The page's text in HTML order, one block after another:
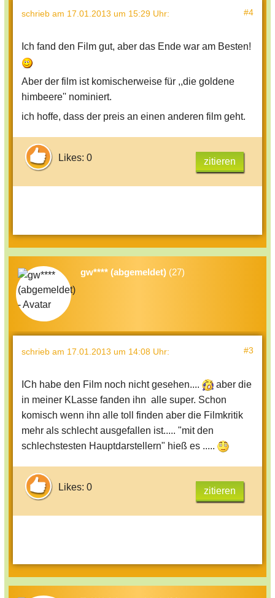
schrieb am 17.01.2013 um 15:29 Uhr: #4
Ich fand den Film gut, aber das Ende war am Besten!
Aber der film ist komischerweise für ,,die goldene
himbeere'' nominiert.
ich hoffe, dass der preis an einen anderen film geht.
Likes: 0 zitieren
gw**** (abgemeldet) (27)
schrieb am 17.01.2013 um 14:08 Uhr: #3
ICh habe den Film noch nicht gesehen....
aber die
in meiner KLasse fanden ihn alle super. Schon
komisch wenn ihn alle toll finden aber die Filmkritik
mehr als schlecht ausgefallen ist..... "mit den
schlechstesten Hauptdarstellern" hieß es .....
Likes: 0 zitieren